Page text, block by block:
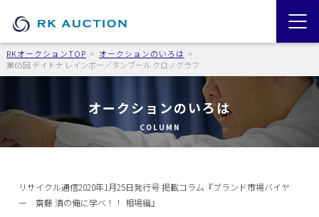
RKオークションTOP
オークションのいろは
第65回 デイトナ レインボー／タンブール クロノグラフ
オークションのいろは
COLUMN
リサイクル通信2020年1月25日発行号 掲載コラム『ブランド市場バイヤ
ー 齋藤 清の俺に学べ！！ 相場編』